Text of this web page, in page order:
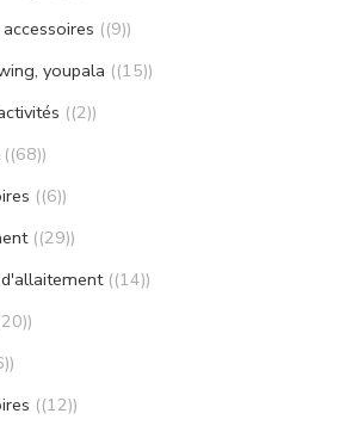
(9)
youpala
(15)
(2)
(68)
(6)
(29)
(14)
(12)